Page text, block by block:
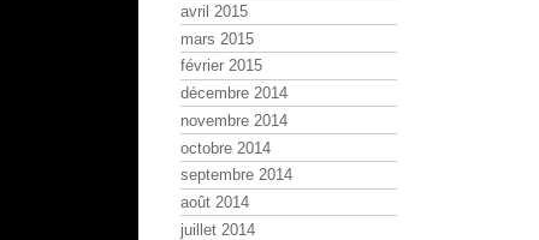
avril 2015
mars 2015
février 2015
décembre 2014
novembre 2014
octobre 2014
septembre 2014
août 2014
juillet 2014